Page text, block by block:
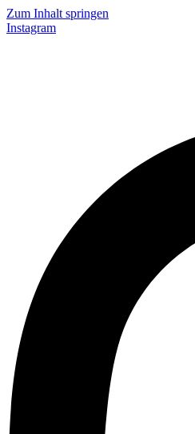
Zum Inhalt springen
Instagram